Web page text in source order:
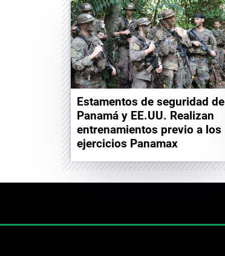
Estamentos de seguridad de
Panamá y EE.UU. Realizan
entrenamientos previo a los
ejercicios Panamax